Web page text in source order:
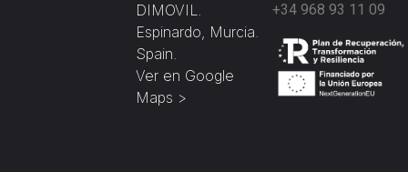
DIMOVIL.
Espinardo, Murcia.
Spain.
Ver en Google
Maps >
+34 968 93 11 09